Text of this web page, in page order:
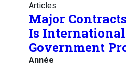
Articles
Major
Is International
Government
Année